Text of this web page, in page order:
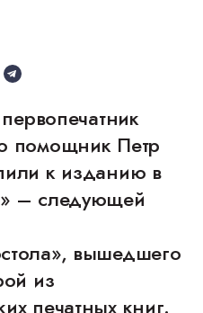
помощник Петр
к изданию в
– следующей
вышедшего
из
печатных книг.